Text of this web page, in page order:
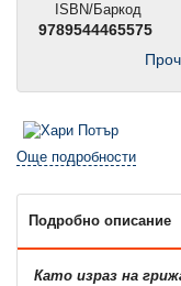
ISBN/Баркод
9789544465575
Още подробности
Подробно описание
Като израз на